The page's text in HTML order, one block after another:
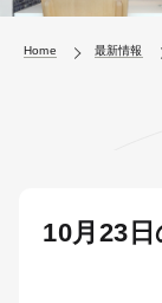
Home 最新情報
10月23